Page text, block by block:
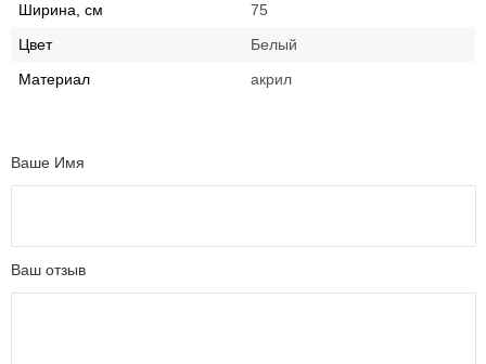
Ширина, см
75
Цвет
Белый
Материал
акрил
Ваше Имя
Ваш отзыв